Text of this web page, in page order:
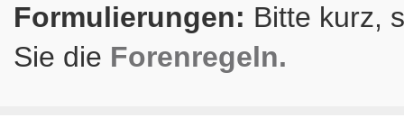
Formulierungen: Bitte kurz,
Sie die Forenregeln.